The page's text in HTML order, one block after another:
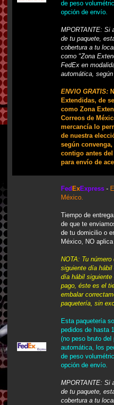
de peso
opción de envío.
MPORTANTE: Si
de tu paquete,
cobertura a tu
como "Zona
FedEx en
automática,
ENVIO GRATIS:
Extendidas, de
como Zona
Correos de
mercancía lo
de nuestra
según
contigo antes
para envío de
Fed ExExpress -
México.
Tiempo de
de que te
de tu domicilio o
México, NO
NOTA: Tu
siguiente día
día hábil
pago, éste es el
embalar
paquetería, sin
Esta paquetería
pedidos de hasta
(no peso bruto del
automática, los
de peso
opción de envío.
MPORTANTE: Si
de tu paquete,
cobertura a tu